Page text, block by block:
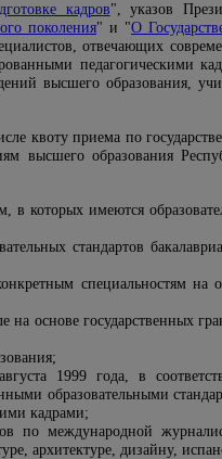
кадров", указов
поколения" и "О
отвечающих
педагогическими
высшего образования,
квоту приема по
высшего образования
в которых имеются
стандартов
специальностям на
на основе государственных
1999 года, в
образовательными
кадрами;
по международной
архитектуре, дизайну,